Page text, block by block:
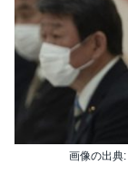
画像の出典: